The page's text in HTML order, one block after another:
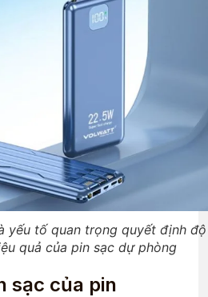
yếu tố quan trọng quyết định độ
quả của pin sạc dự phòng
sạc của pin